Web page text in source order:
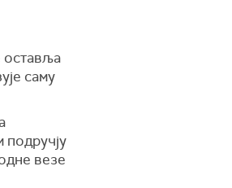
оставља
саму
везе